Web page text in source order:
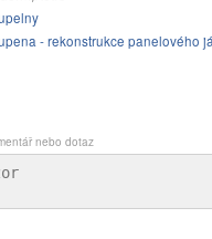
- rekonstrukce panelového
nebo dotaz